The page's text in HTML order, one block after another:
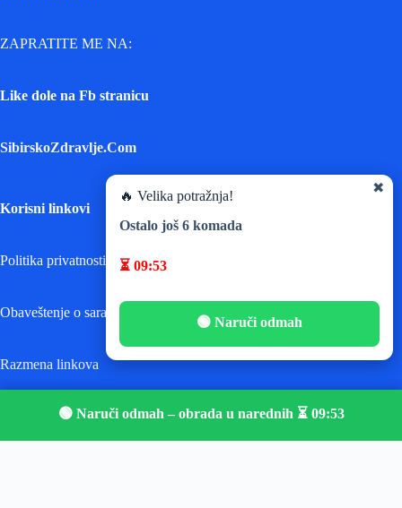
ZAPRATITE ME NA:
Like dole na Fb stranicu
SibirskoZdravlje.Com
Korisni linkovi
Politika privatnosti
Obaveštenje o saradnji
Razmena linkova
Mapa Sajta
✖
🔥 Velika potražnja!
Ostalo još 6 komada
⏳ 09:52
🟢 Naruči odmah
🟢 Naruči odmah – obrada u narednih ⏳ 09:52